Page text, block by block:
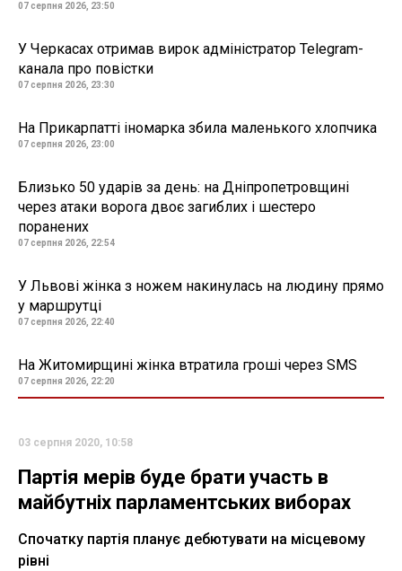
07 серпня 2026, 23:50
У Черкасах отримав вирок адміністратор Telegram-
канала про повістки
07 серпня 2026, 23:30
На Прикарпатті іномарка збила маленького хлопчика
07 серпня 2026, 23:00
Близько 50 ударів за день: на Дніпропетровщині
через атаки ворога двоє загиблих і шестеро
поранених
07 серпня 2026, 22:54
У Львові жінка з ножем накинулась на людину прямо
у маршрутці
07 серпня 2026, 22:40
На Житомирщині жінка втратила гроші через SMS
07 серпня 2026, 22:20
03 серпня 2020, 10:58
Партія мерів буде брати участь в
майбутніх парламентських виборах
Спочатку партія планує дебютувати на місцевому
рівні